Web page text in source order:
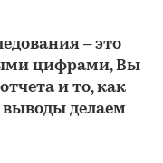
– это
цифрами, Вы
и то,как
делаем